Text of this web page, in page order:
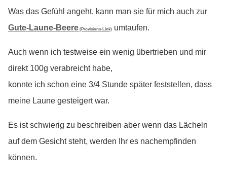
Was das Gefühl angeht, kann man sie für mich auch zur
Gute-Laune-Beere (Provisions-Link) umtaufen.
Auch wenn ich testweise ein wenig übertrieben und mir
direkt 100g verabreicht habe,
konnte ich schon eine 3/4 Stunde später feststellen, dass
meine Laune gesteigert war.
Es ist schwierig zu beschreiben aber wenn das Lächeln
auf dem Gesicht steht, werden Ihr es nachempfinden
können.